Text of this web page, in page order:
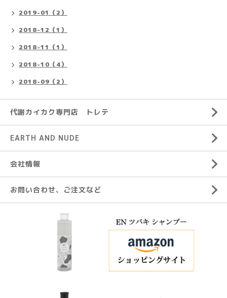
2019-01（2）
2018-12（1）
2018-11（1）
2018-10（4）
2018-09（2）
代謝カイカク専門店 トレテ
EARTH AND NUDE
会社情報
お問い合わせ、ご注文など